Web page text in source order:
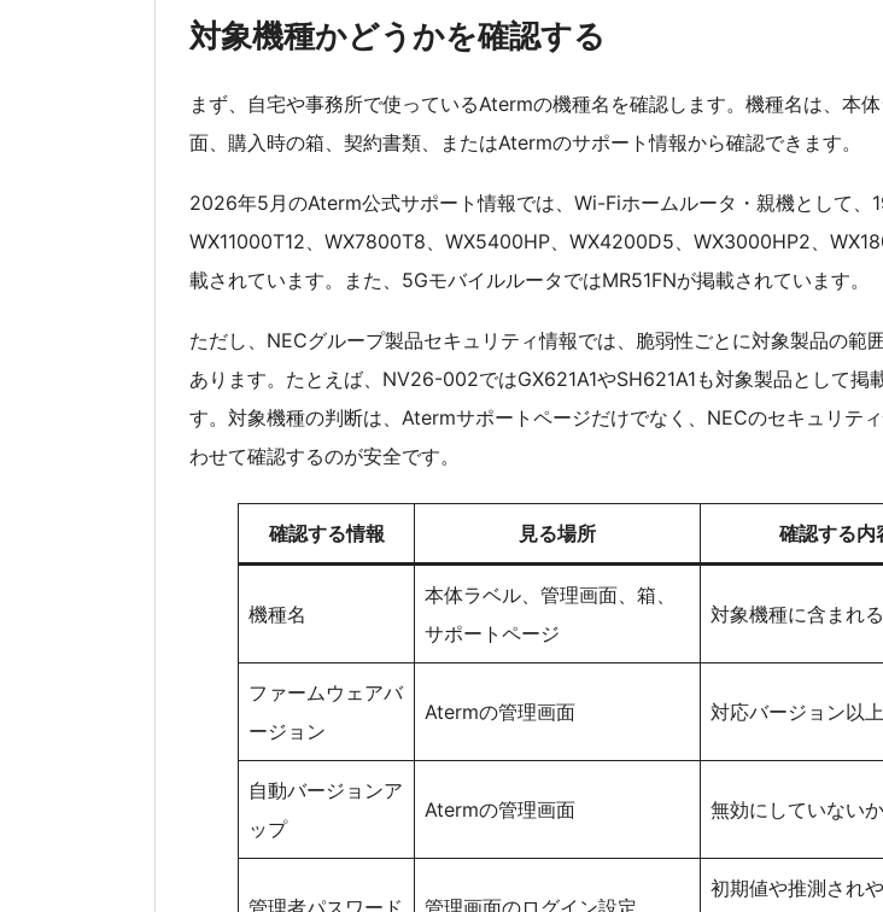
対象機種かどうかを確認する
まず、自宅や事務所で使っているAtermの機種名を確認します。機種名は、本
面、購入時の箱、契約書類、またはAtermのサポート情報から確認できます。
2026年5月のAterm公式サポート情報では、Wi-Fiホームルータ・親機として、
WX11000T12、WX7800T8、WX5400HP、WX4200D5、WX3000HP2、
載されています。また、5GモバイルルータではMR51FNが掲載されています。
ただし、NECグループ製品セキュリティ情報では、脆弱性ごとに対象製品の範
あります。たとえば、NV26-002ではGX621A1やSH621A1も対象製品として掲
す。対象機種の判断は、Atermサポートページだけでなく、NECのセキュリテ
わせて確認するのが安全です。
確認する情報 見る場所 確認する内
機種名
本体ラベル、管理画面、箱、
サポートページ
対象機種に含まれ
ファームウェアバ
ージョン
Atermの管理画面 対応バージョン以
自動バージョンア
ップ
Atermの管理画面 無効にしていないか
管理者パスワード 管理画面のログイン設定
初期値や推測され